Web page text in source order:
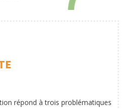
répond à trois problématiques